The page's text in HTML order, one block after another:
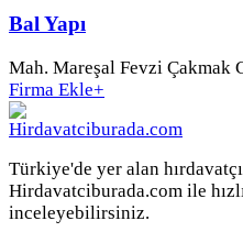
Bal Yapı
Mah. Mareşal Fevzi Çakmak
Firma Ekle+
Türkiye'de yer alan
Hirdavatciburada.com ile
inceleyebilirsiniz.